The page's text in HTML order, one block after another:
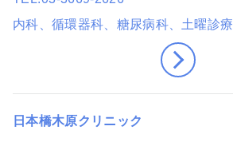
内科、循環器科、糖尿病科、土曜診療
日本橋木原クリニック